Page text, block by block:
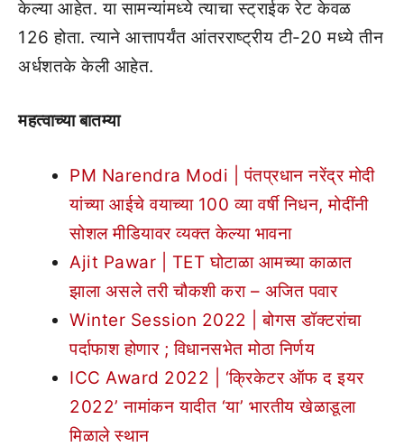
केल्या आहेत. या सामन्यांमध्ये त्याचा स्ट्राईक रेट केवळ
126 होता. त्याने आत्तापर्यंत आंतरराष्ट्रीय टी-20 मध्ये तीन
अर्धशतके केली आहेत.
महत्वाच्या बातम्या
PM Narendra Modi | पंतप्रधान नरेंद्र मोदी
यांच्या आईचे वयाच्या 100 व्या वर्षी निधन, मोदींनी
सोशल मीडियावर व्यक्त केल्या भावना
Ajit Pawar | TET घोटाळा आमच्या काळात
झाला असले तरी चौकशी करा – अजित पवार
Winter Session 2022 | बोगस डॉक्टरांचा
पर्दाफाश होणार ; विधानसभेत मोठा निर्णय
ICC Award 2022 | ‘क्रिकेटर ऑफ द इयर
2022’ नामांकन यादीत ‘या’ भारतीय खेळाडूला
मिळाले स्थान